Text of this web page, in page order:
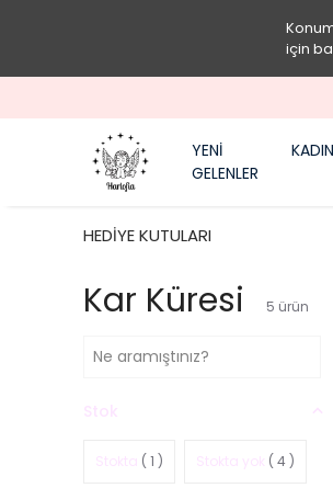
için
YENİ
GELENLER
KADIN
HEDİYE KUTULARI
Kar Küresi 5 ürün
Stok
Stokta ( 1 ) Stokta yok ( 4 )